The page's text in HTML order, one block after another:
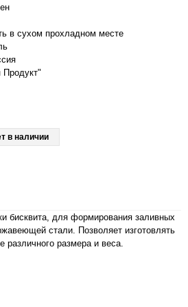
в сухом прохладном месте
в наличии
бисквита, для формирования заливных
стали. Позволяет изготовлять
размера и веса.